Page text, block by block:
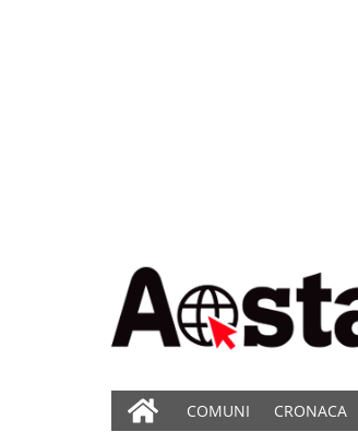
COMUNI CRONACA